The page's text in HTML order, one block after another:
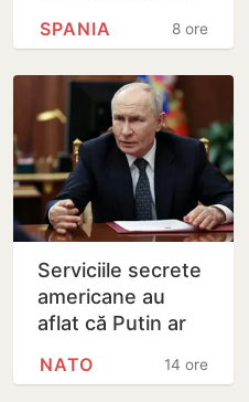
renunță la
frontieră pentru…
8 ore
SPANIA
Serviciile secrete
americane au
aflat că Putin ar
cu un atac chiar în
14 ore
NATO